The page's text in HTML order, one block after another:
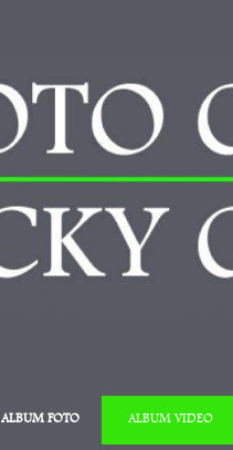
ALBUM FOTO ALBUM VIDEO